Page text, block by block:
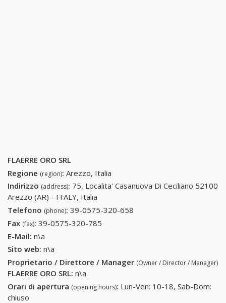
FLAERRE ORO SRL
Regione (region): Arezzo, Italia
Indirizzo (address): 75, Localita' Casanuova Di Ceciliano 52100
Arezzo (AR) - ITALY, Italia
Telefono (phone): 39-0575-320-658
Fax (fax): 39-0575-320-785
E-Mail: n\a
Sito web: n\a
Proprietario / Direttore / Manager (Owner / Director / Manager)
FLAERRE ORO SRL: n\a
Orari di apertura (opening hours): Lun-Ven: 10-18, Sab-Dom:
chiuso